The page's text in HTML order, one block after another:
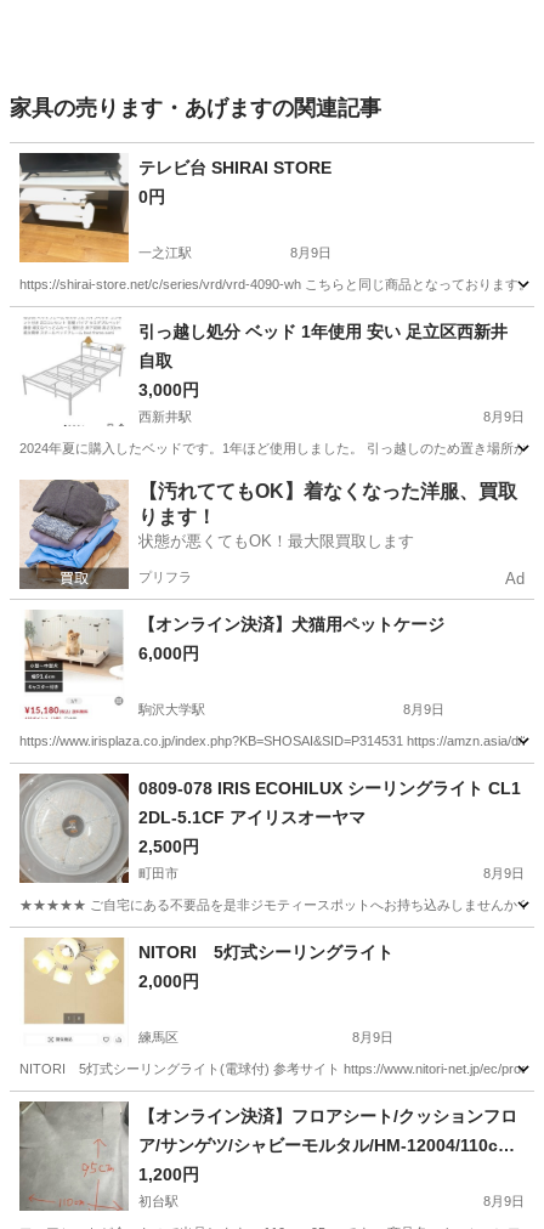
家具の売ります・あげますの関連記事
テレビ台 SHIRAI STORE
0円
一之江駅 8月9日
https://shirai-store.net/c/series/vrd/vrd-4090-wh こちらと同じ商品となっております
東京 江戸川区 一之江駅 収納家具
引っ越し処分 ベッド 1年使用 安い 足立区西新井
自取
3,000円
西新井駅 8月9日
2024年夏に購入したベッドです。1年ほど使用しました。 引っ越しのため置き場所が
東京 足立区 西新井駅 ベッド
【汚れててもOK】着なくなった洋服、買取
ります！
状態が悪くてもOK！最大限買取します
プリフラ Ad
【オンライン決済】犬猫用ペットケージ
6,000円
駒沢大学駅 8月9日
https://www.irisplaza.co.jp/index.php?KB=SHOSAI&SID=P314531 https://amzn.asia/d/
東京 世田谷区 0809-078 IRIS ECOHILUX シーリングライト CL1
2DL-5.1CF アイリスオーヤマ
2,500円
町田市 8月9日
★★★★★ ご自宅にある不要品を是非ジモティースポットへお持ち込みしませんか？
東京 町田市 IRIS
NITORI 5灯式シーリングライト
2,000円
練馬区 8月9日
NITORI 5灯式シーリングライト(電球付) 参考サイト https://www.nitori-net.jp/ec/
東京 練馬区 照明器具
【オンライン決済】フロアシート/クッションフロ
ア/サンゲツ/シャビーモルタル/HM-12004/110cm×
95cm
1,200円
初台駅 8月9日